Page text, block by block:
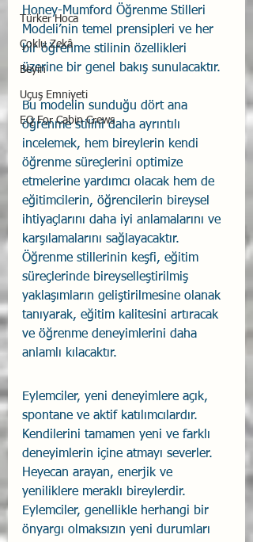
Türker Hoca
Çoklu Zekâ
Beyin
Uçuş Emniyeti
EQ For Cabin Crews
Honey-Mumford Öğrenme Stilleri
Modeli’nin temel prensipleri ve her
bir öğrenme stilinin özellikleri
üzerine bir genel bakış sunulacaktır.
Bu modelin sunduğu dört ana
öğrenme stilini daha ayrıntılı
incelemek, hem bireylerin kendi
öğrenme süreçlerini optimize
etmelerine yardımcı olacak hem de
eğitimcilerin, öğrencilerin bireysel
ihtiyaçlarını daha iyi anlamalarını ve
karşılamalarını sağlayacaktır.
Öğrenme stillerinin keşfi, eğitim
süreçlerinde bireyselleştirilmiş
yaklaşımların geliştirilmesine olanak
tanıyarak, eğitim kalitesini artıracak
ve öğrenme deneyimlerini daha
anlamlı kılacaktır.
Eylemciler, yeni deneyimlere açık,
spontane ve aktif katılımcılardır.
Kendilerini tamamen yeni ve farklı
deneyimlerin içine atmayı severler.
Heyecan arayan, enerjik ve
yeniliklere meraklı bireylerdir.
Eylemciler, genellikle herhangi bir
önyargı olmaksızın yeni durumları